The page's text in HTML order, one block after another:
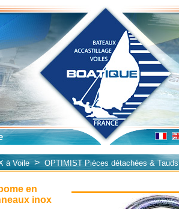
à Voile> OPTIMIST Pièces détachées & Tauds
en
inox